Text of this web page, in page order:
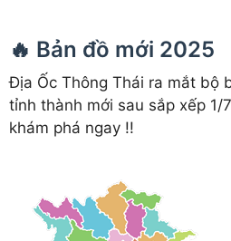
🔥 Bản đồ mới 2025
Địa Ốc Thông Thái ra mắt bộ
tỉnh thành mới sau sắp xếp 1/
khám phá ngay !!